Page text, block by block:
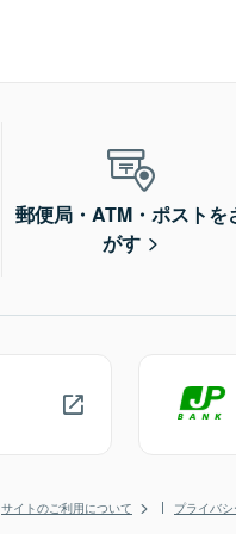
郵便局・ATM・ポストを
がす
サイトのご利用について プライバ